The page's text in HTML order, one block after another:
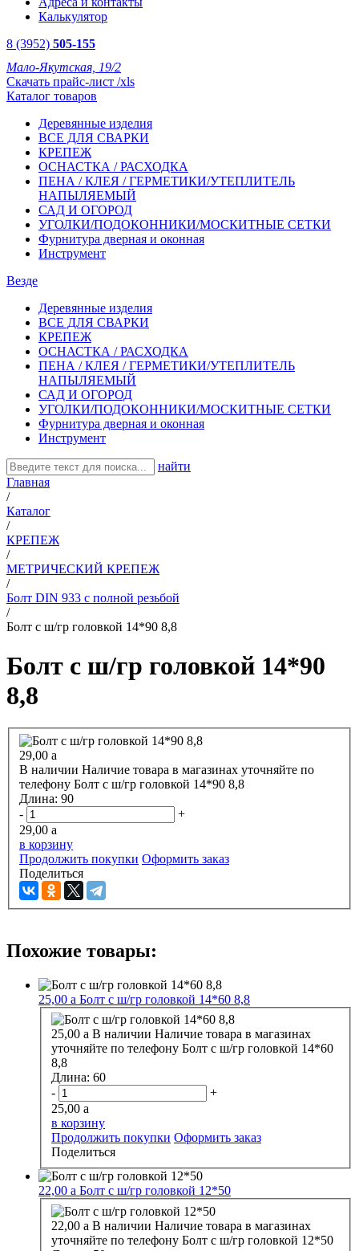
Калькулятор
8 (3952) 505-155
Мало-Якутская, 19/2
Скачать прайс-лист /xls
Каталог товаров
Деревянные изделия
ВСЕ ДЛЯ СВАРКИ
КРЕПЕЖ
ОСНАСТКА / РАСХОДКА
ПЕНА / КЛЕЯ / ГЕРМЕТИКИ/УТЕПЛИТЕЛЬ
НАПЫЛЯЕМЫЙ
САД И ОГОРОД
УГОЛКИ/ПОДОКОННИКИ/МОСКИТНЫЕ СЕТКИ
Фурнитура дверная и оконная
Инструмент
Везде
Деревянные изделия
ВСЕ ДЛЯ СВАРКИ
КРЕПЕЖ
ОСНАСТКА / РАСХОДКА
ПЕНА / КЛЕЯ / ГЕРМЕТИКИ/УТЕПЛИТЕЛЬ
НАПЫЛЯЕМЫЙ
САД И ОГОРОД
УГОЛКИ/ПОДОКОННИКИ/МОСКИТНЫЕ СЕТКИ
Фурнитура дверная и оконная
Инструмент
найти
Главная
/
Каталог
/
КРЕПЕЖ
/
МЕТРИЧЕСКИЙ КРЕПЕЖ
/
Болт DIN 933 с полной резьбой
/
Болт с ш/гр головкой 14*90 8,8
Болт с ш/гр головкой 14*90
8,8
29,00 a
В наличии Наличие товара в магазинах уточняйте по
телефону
Болт с ш/гр головкой 14*90 8,8
Длина: 90
-
+
29,00 a
в корзину
Продолжить покупки Оформить заказ
Поделиться
Похожие товары:
25,00 a Болт с ш/гр головкой 14*60 8,8
25,00 a В наличии Наличие товара в магазинах
уточняйте по телефону Болт с ш/гр головкой 14*60
8,8
Длина: 60
-
+
25,00 a
в корзину
Продолжить покупки Оформить заказ
Поделиться
22,00 a Болт с ш/гр головкой 12*50
22,00 a В наличии Наличие товара в магазинах
уточняйте по телефону
Болт с ш/гр головкой 12*50